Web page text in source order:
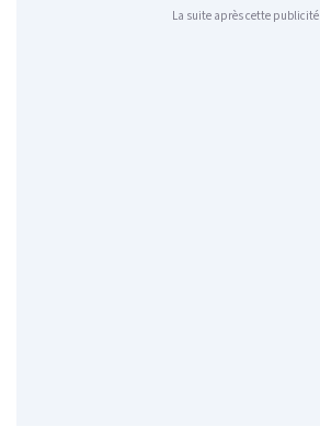
La suite après cette publicité